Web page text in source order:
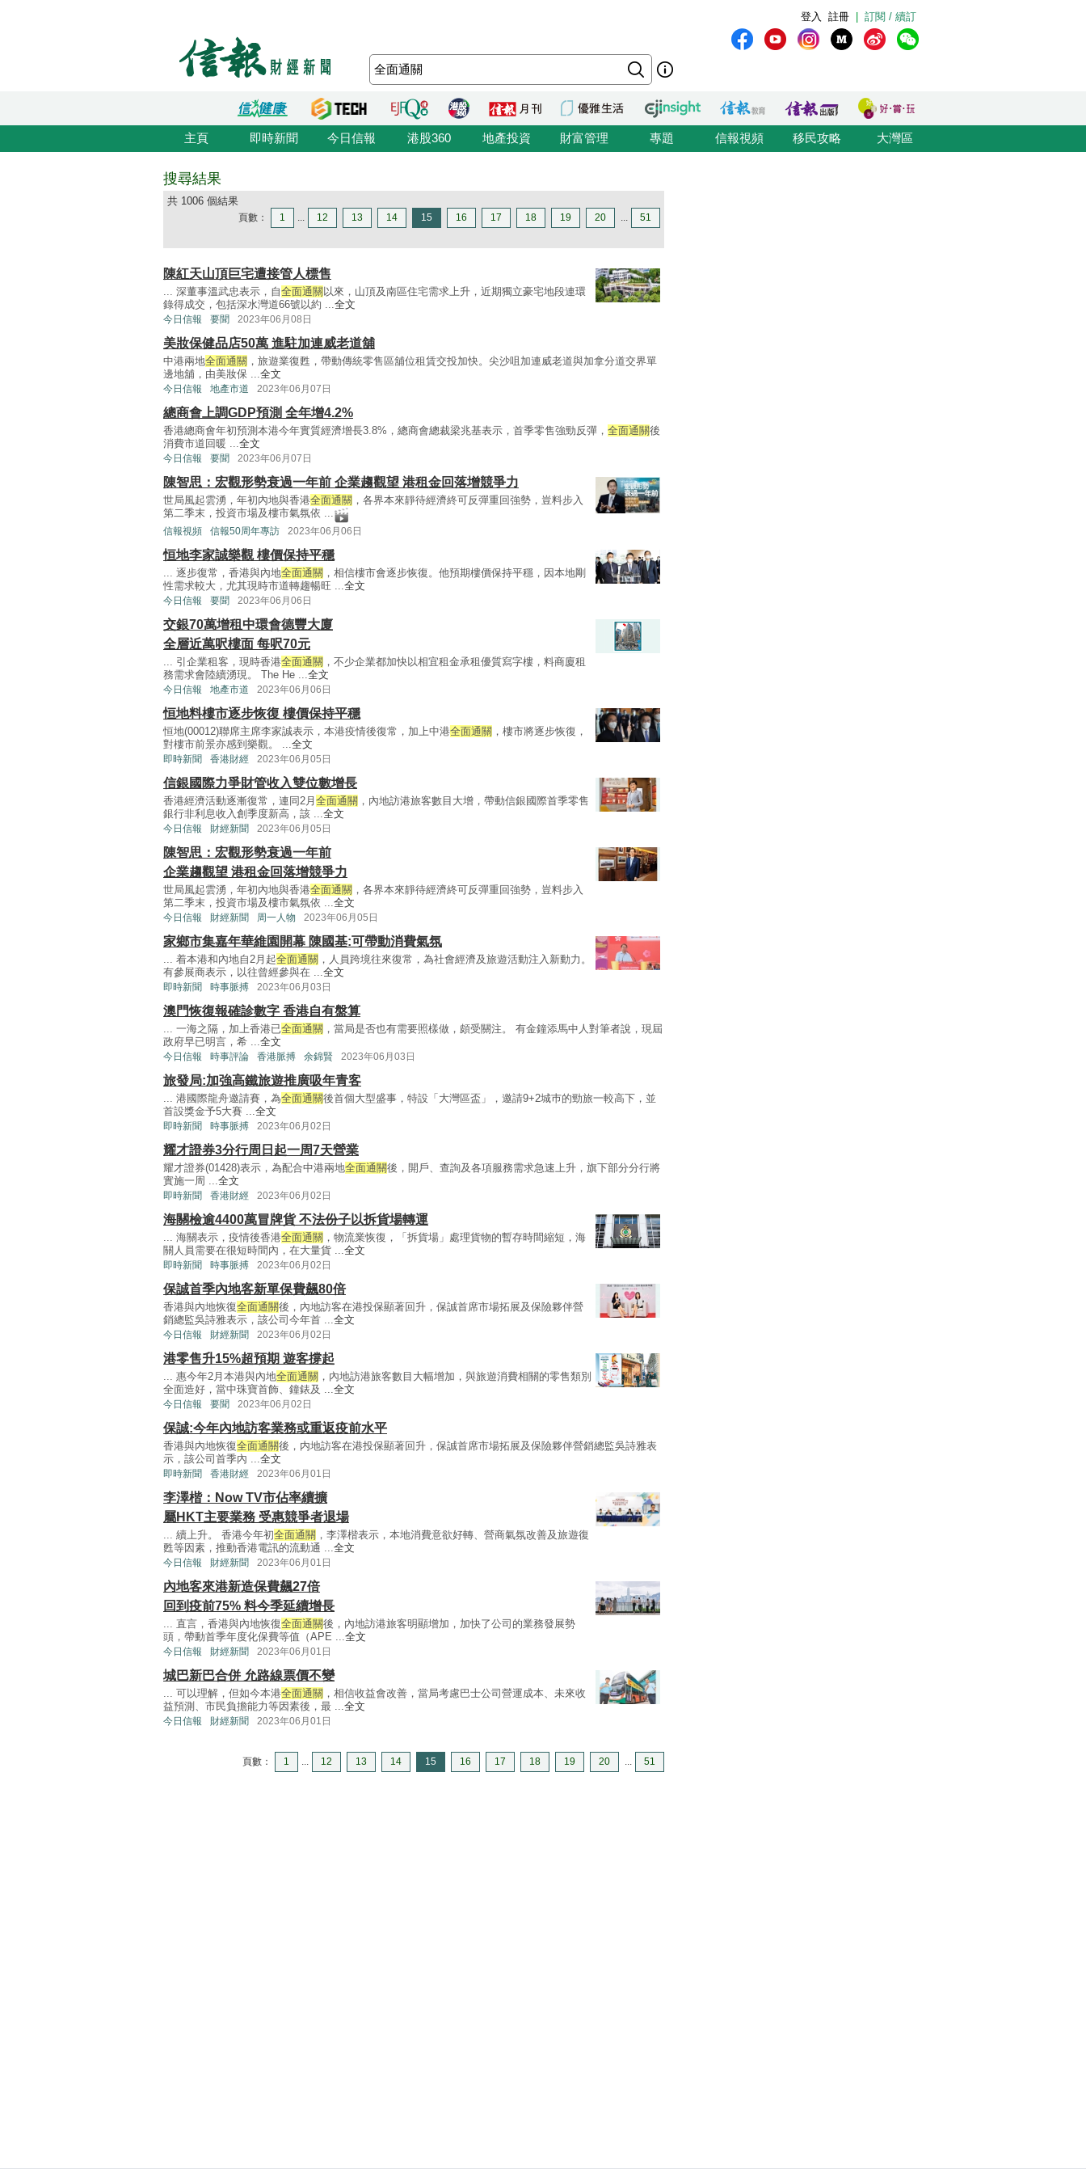
訂閱 / 續訂
註冊
登入
主頁 即時新聞 今日信報 港股360 地產投資 財富管理 專題 信報視頻 移民攻略 大灣區
搜尋結果
共 1006 個結果
頁數： 1 ... 12 13 14 15 16 17 18 19 20 ... 51
陳紅天山頂巨宅遭接管人標售
... 深董事溫武忠表示，自全面通關 以來，山頂及南區住宅需求上升，近期獨立豪宅地段連環
錄得成交，包括深水灣道66號以約 ...全文
今日信報 要聞 2023年06月08日
美妝保健品店50萬 進駐加連威老道舖
中港兩地全面通關 ，旅遊業復甦，帶動傳統零售區舖位租賃交投加快。尖沙咀加連威老道與加拿分道交界單
邊地舖，由美妝保 ...全文
今日信報 地產市道 2023年06月07日
總商會上調GDP預測 全年增4.2%
香港總商會年初預測本港今年實質經濟增長3.8%，總商會總裁梁兆基表示，首季零售強勁反彈， 全面通關後
消費市道回暖 ...全文
今日信報 要聞 2023年06月07日
陳智思：宏觀形勢衰過一年前 企業趨觀望 港租金回落增競爭力
世局風起雲湧，年初內地與香港全面通關 ，各界本來靜待經濟終可反彈重回強勢，豈料步入
第二季末，投資市場及樓市氣氛依 ...
信報視頻 信報50周年專訪 2023年06月06日
恒地李家誠樂觀 樓價保持平穩
... 逐步復常，香港與內地全面通關 ，相信樓市會逐步恢復。他預期樓價保持平穩，因本地剛
性需求較大，尤其現時市道轉趨暢旺 ...全文
今日信報 要聞 2023年06月06日
交銀70萬增租中環會德豐大廈
全層近萬呎樓面 每呎70元
... 引企業租客，現時香港全面通關 ，不少企業都加快以相宜租金承租優質寫字樓，料商廈租
務需求會陸續湧現。 The He ...全文
今日信報 地產市道 2023年06月06日
恒地料樓市逐步恢復 樓價保持平穩
恒地(00012)聯席主席李家誠表示，本港疫情後復常，加上中港全面通關 ，樓市將逐步恢復，
對樓市前景亦感到樂觀。 ...全文
即時新聞 香港財經 2023年06月05日
信銀國際力爭財管收入雙位數增長
香港經濟活動逐漸復常，連同2月 全面通關 ，內地訪港旅客數目大增，帶動信銀國際首季零售
銀行非利息收入創季度新高，該 ...全文
今日信報 財經新聞 2023年06月05日
陳智思：宏觀形勢衰過一年前
企業趨觀望 港租金回落增競爭力
世局風起雲湧，年初內地與香港全面通關 ，各界本來靜待經濟終可反彈重回強勢，豈料步入
第二季末，投資市場及樓市氣氛依 ...全文
今日信報 財經新聞 周一人物 2023年06月05日
家鄉市集嘉年華維園開幕 陳國基:可帶動消費氣氛
... 着本港和內地自2月起全面通關 ，人員跨境往來復常，為社會經濟及旅遊活動注入新動力。
有參展商表示，以往曾經參與在 ...全文
即時新聞 時事脈搏 2023年06月03日
澳門恢復報確診數字 香港自有盤算
... 一海之隔，加上香港已全面通關 ，當局是否也有需要照樣做，頗受關注。 有金鐘添馬中人對筆者說，現屆
政府早已明言，希 ...全文
今日信報 時事評論 香港脈搏 余錦賢 2023年06月03日
旅發局:加強高鐵旅遊推廣吸年青客
... 港國際龍舟邀請賽，為全面通關後首個大型盛事，特設「大灣區盃」，邀請9+2城巿的勁旅一較高下，並
首設獎金予5大賽 ...全文
即時新聞 時事脈搏 2023年06月02日
耀才證券3分行周日起一周7天營業
耀才證券(01428)表示，為配合中港兩地全面通關後，開戶、查詢及各項服務需求急速上升，旗下部分分行將
實施一周 ...全文
即時新聞 香港財經 2023年06月02日
海關檢逾4400萬冒牌貨 不法份子以拆貨場轉運
... 海關表示，疫情後香港全面通關 ，物流業恢復，「拆貨場」處理貨物的暫存時間縮短，海
關人員需要在很短時間內，在大量貨 ...全文
即時新聞 時事脈搏 2023年06月02日
保誠首季內地客新單保費飆80倍
香港與內地恢復全面通關後，內地訪客在港投保顯著回升，保誠首席市場拓展及保險夥伴營
銷總監吳詩雅表示，該公司今年首 ...全文
今日信報 財經新聞 2023年06月02日
港零售升15%超預期 遊客撐起
... 惠今年2月本港與內地全面通關 ，內地訪港旅客數目大幅增加，與旅遊消費相關的零售類別
全面造好，當中珠寶首飾、鐘錶及 ...全文
今日信報 要聞 2023年06月02日
保誠:今年內地訪客業務或重返疫前水平
香港與內地恢復全面通關後，内地訪客在港投保顯著回升，保誠首席市場拓展及保險夥伴營銷總監吳詩雅表
示，該公司首季內 ...全文
即時新聞 香港財經 2023年06月01日
李澤楷：Now TV市佔率續擴
屬HKT主要業務 受惠競爭者退場
... 續上升。 香港今年初全面通關 ，李澤楷表示，本地消費意欲好轉、營商氣氛改善及旅遊復
甦等因素，推動香港電訊的流動通 ...全文
今日信報 財經新聞 2023年06月01日
內地客來港新造保費飆27倍
回到疫前75% 料今季延續增長
... 直言，香港與內地恢復全面通關後，內地訪港旅客明顯增加，加快了公司的業務發展勢
頭，帶動首季年度化保費等值（APE ...全文
今日信報 財經新聞 2023年06月01日
城巴新巴合併 允路線票價不變
... 可以理解，但如今本港全面通關 ，相信收益會改善，當局考慮巴士公司營運成本、未來收
益預測、市民負擔能力等因素後，最 ...全文
今日信報 財經新聞 2023年06月01日
頁數： 1 ... 12 13 14 15 16 17 18 19 20 ... 51